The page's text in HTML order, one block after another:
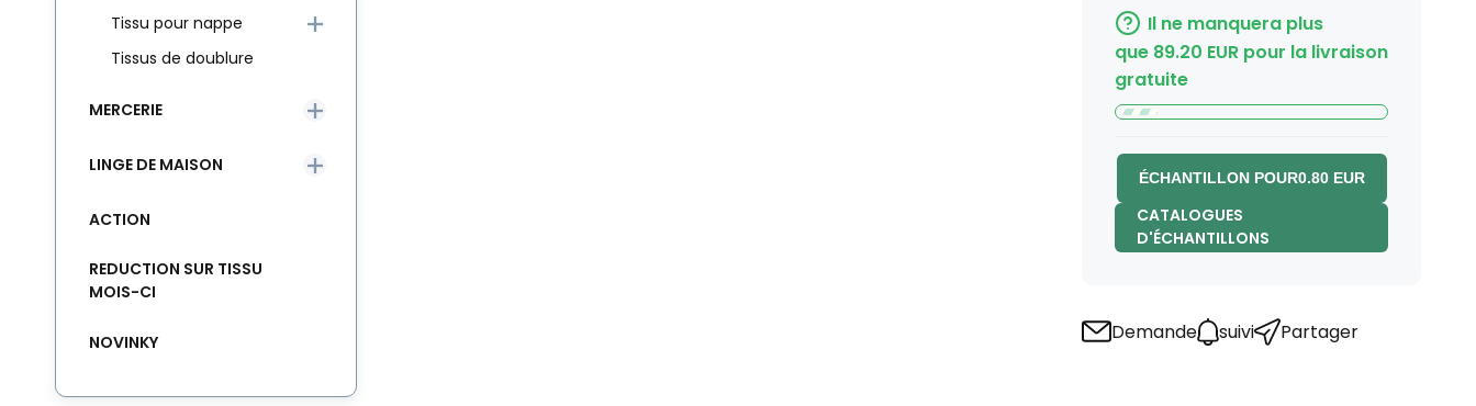
Il ne manquera plus
que 89.20 EUR pour la livraison
gratuite
ÉCHANTILLON POUR0.80 EUR
CATALOGUES
D'ÉCHANTILLONS
Demande suivi Partager
Tissu pour nappe
Tissus de doublure
MERCERIE
LINGE DE MAISON
ACTION
REDUCTION SUR TISSU
MOIS-CI
NOVINKY